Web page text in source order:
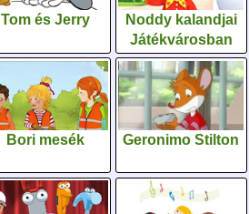
Tom és Jerry
Noddy kalandjai
Játékvárosban
Bori mesék Geronimo Stilton